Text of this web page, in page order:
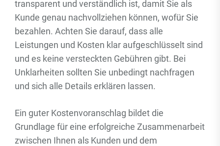
transparent und verständlich ist, damit Sie als
Kunde genau nachvollziehen können, wofür Sie
bezahlen. Achten Sie darauf, dass alle
Leistungen und Kosten klar aufgeschlüsselt sind
und es keine versteckten Gebühren gibt. Bei
Unklarheiten sollten Sie unbedingt nachfragen
und sich alle Details erklären lassen.
Ein guter Kostenvoranschlag bildet die
Grundlage für eine erfolgreiche Zusammenarbeit
zwischen Ihnen als Kunden und dem